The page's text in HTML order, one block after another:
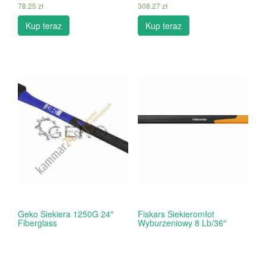
78.25 zł
Kup teraz
308.27zł
Kup teraz
Geko Siekiera 1250G 24″
Fiberglass
Fiskars Siekieromłot
Wyburzeniowy 8 Lb/36″